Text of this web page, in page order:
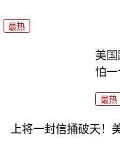
最热
美
怕一
最热
上将一封信捅破天！